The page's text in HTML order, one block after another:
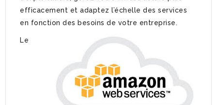
efficacement et adaptez l’échelle des services
en fonction des besoins de votre entreprise.
Le